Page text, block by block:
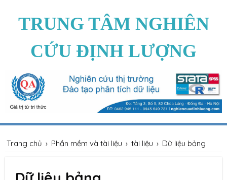
TRUNG TÂM NGHIÊN
CỨU ĐỊNH LƯỢNG
Trang chủ › Phần mềm và tài liệu › tài liệu › Dữ liệu bảng